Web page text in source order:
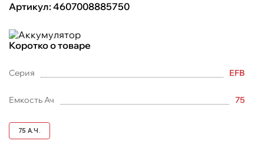
Артикул: 4607008885750
Коротко о товаре
Серия EFB
Емкость Ач 75
75 А.Ч.